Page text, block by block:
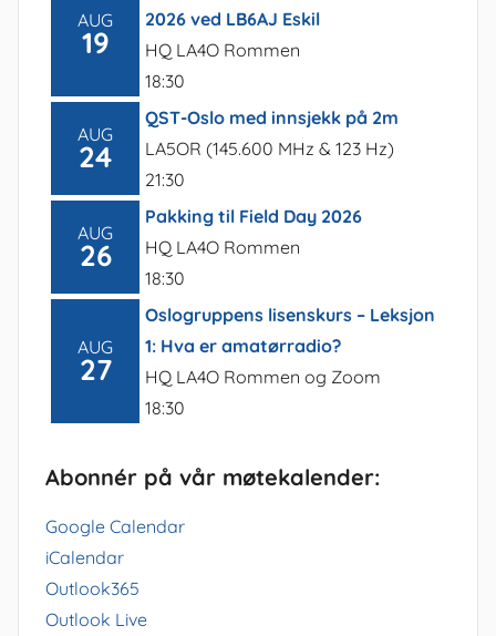
AUG
19
2026 ved LB6AJ Eskil
HQ LA4O Rommen
18:30
AUG
24
QST-Oslo med innsjekk på 2m
LA5OR (145.600 MHz & 123 Hz)
21:30
AUG
26
Pakking til Field Day 2026
HQ LA4O Rommen
18:30
AUG
27
Oslogruppens lisenskurs – Leksjon
1: Hva er amatørradio?
HQ LA4O Rommen og Zoom
18:30
Abonnér på vår møtekalender:
Google Calendar
iCalendar
Outlook365
Outlook Live